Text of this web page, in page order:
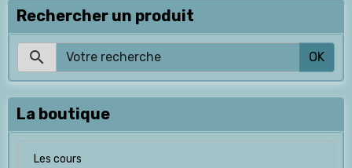
Rechercher un produit
OK
La boutique
Les cours